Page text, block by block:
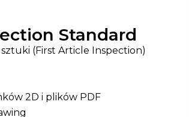
Standard
(First Article Inspection)
2D i plików PDF